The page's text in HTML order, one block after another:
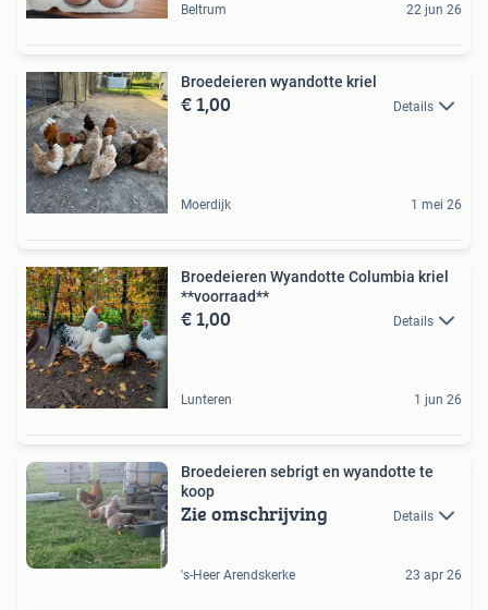
Beltrum 22 jun 26
Broedeieren wyandotte kriel
€ 1,00 Details
Moerdijk 1 mei 26
Broedeieren Wyandotte Columbia kriel
**voorraad**
€ 1,00 Details
Lunteren 1 jun 26
Broedeieren sebrigt en wyandotte te
koop
Zie omschrijving Details
's-Heer Arendskerke 23 apr 26